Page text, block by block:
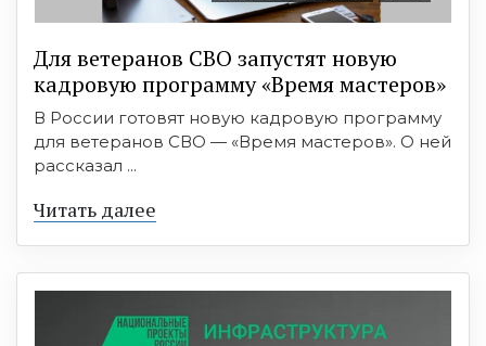
Для ветеранов СВО запустят новую
кадровую программу «Время мастеров»
В России готовят новую кадровую программу
для ветеранов СВО — «Время мастеров». О ней
рассказал ...
Читать далее